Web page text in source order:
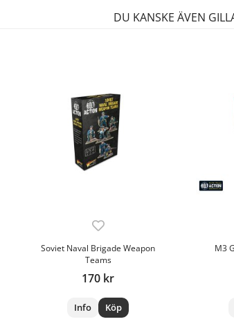
DU KANSKE ÄVEN
Soviet Naval Brigade Weapon
Teams
170 kr
Info Köp
M3